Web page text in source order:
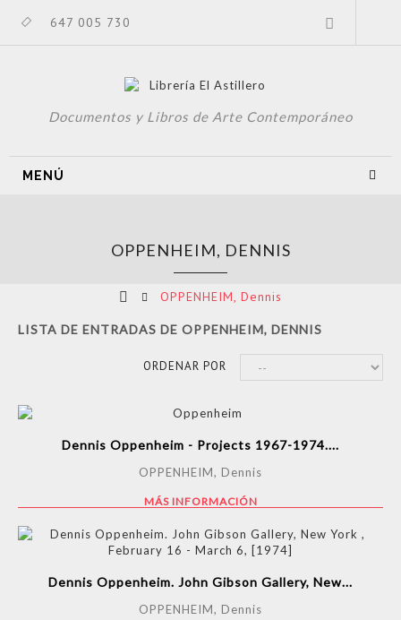
647 005 730
Documentos y Libros de Arte Contemporáneo
MENÚ
OPPENHEIM, DENNIS
OPPENHEIM, Dennis
LISTA DE ENTRADAS DE OPPENHEIM, DENNIS
ORDENAR POR
Dennis Oppenheim - Projects 1967-1974....
OPPENHEIM, Dennis
MÁS INFORMACIÓN
Dennis Oppenheim. John Gibson Gallery, New...
OPPENHEIM, Dennis